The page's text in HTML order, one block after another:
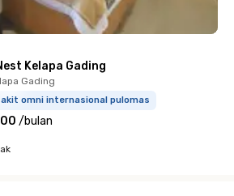
Kelapa Gading
Gading
omni internasional pulomas
/bulan